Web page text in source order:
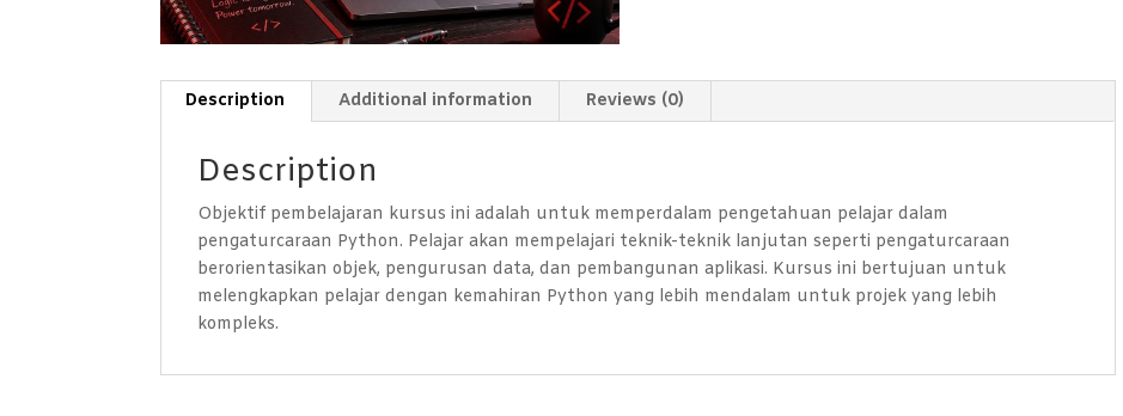
Description Additional information Reviews (0)
Description
Objektif pembelajaran kursus ini adalah untuk memperdalam pengetahuan pelajar dalam
pengaturcaraan Python. Pelajar akan mempelajari teknik-teknik lanjutan seperti pengaturcaraan
berorientasikan objek, pengurusan data, dan pembangunan aplikasi. Kursus ini bertujuan untuk
melengkapkan pelajar dengan kemahiran Python yang lebih mendalam untuk projek yang lebih
kompleks.